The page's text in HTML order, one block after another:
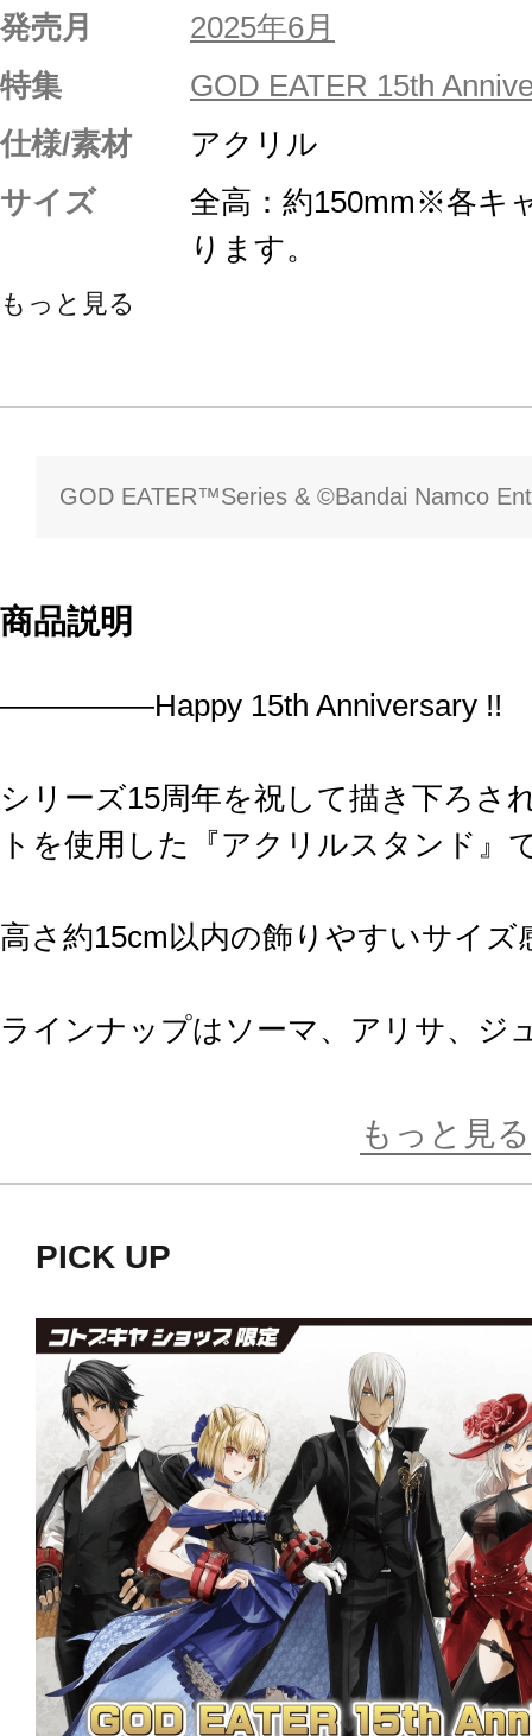
発売月
2025年6月
特集
GOD EATER 15th
仕様/素材
アクリル
サイズ
全高：約150mm※各キ
ります。
もっと見る
GOD EATER™Series & ©Bandai Namco
商品説明
―――――Happy 15th Anniversary !!
シリーズ15周年を祝して描き下ろさ
トを使用した『アクリルスタンド』
高さ約15cm以内の飾りやすいサイ
ラインナップはソーマ、アリサ、ジ
ます。
もっと見る
PICK UP